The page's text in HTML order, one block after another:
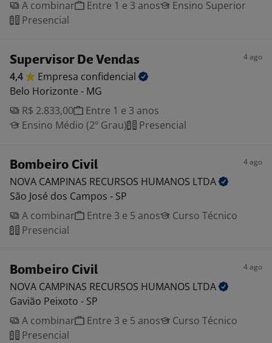
A combinar
Entre 1 e 3 anos
Ensino Superior
Presencial
Supervisor De Vendas 4 ago
4,4 Empresa confidencial
Belo Horizonte - MG
R$ 2.833,00
Entre 1 e 3 anos
Ensino Médio (2º Grau)
Presencial
Bombeiro Civil 4 ago
NOVA CAMPINAS RECURSOS HUMANOS LTDA
São José dos Campos - SP
A combinar
Entre 3 e 5 anos
Curso Técnico
Presencial
Bombeiro Civil 4 ago
NOVA CAMPINAS RECURSOS HUMANOS LTDA
Gavião Peixoto - SP
A combinar
Entre 3 e 5 anos
Curso Técnico
Presencial